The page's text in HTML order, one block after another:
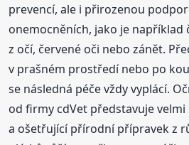
prevencí, ale i přirozenou
onemocněních, jako je například
z očí, červené oči nebo zánět.
v prašném prostředí nebo po
se následná péče vždy vyplácí.
od firmy cdVet představuje
a ošetřující přírodní přípravek z